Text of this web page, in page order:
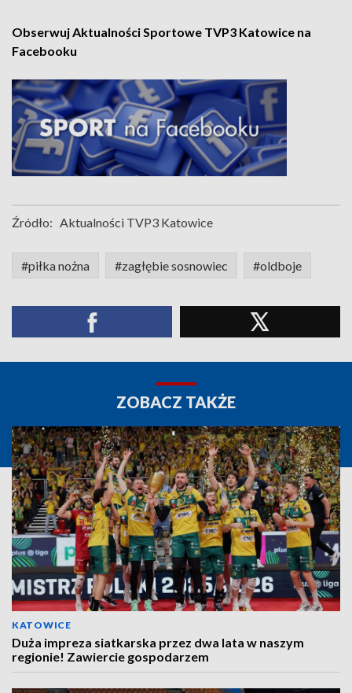
Obserwuj Aktualności Sportowe TVP3 Katowice na
Facebooku
Źródło: Aktualności TVP3 Katowice
#piłka nożna #zagłębie sosnowiec #oldboje
ZOBACZ TAKŻE
KATOWICE
Duża impreza siatkarska przez dwa lata w naszym
regionie! Zawiercie gospodarzem